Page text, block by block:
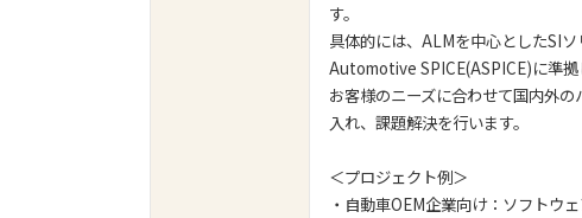
す。
具体的には、ALMを中心としたSI
Automotive SPICE(ASPICE)に準拠
お客様のニーズに合わせて国内外
入れ、課題解決を行います。
＜プロジェクト例＞
・自動車OEM企業向け：ソフトウ